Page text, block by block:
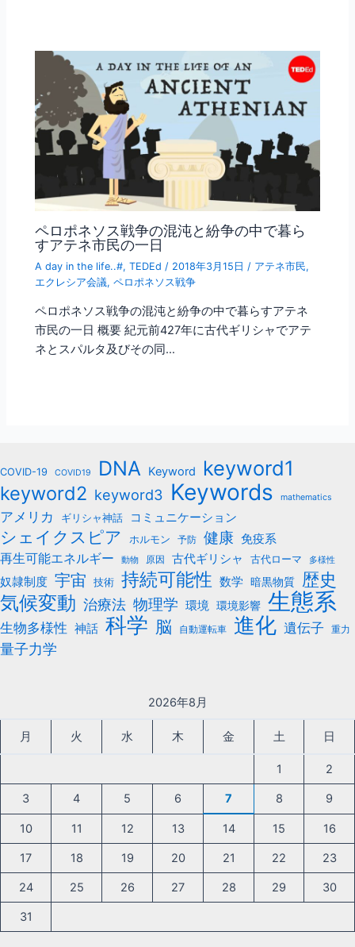
ペロポネソス戦争の混沌と紛争の中で暮ら
すアテネ市民の一日
A day in the life..#,TEDEd / 2018年3月15日 / アテネ市民,
エクレシア会議,ペロポネソス戦争
ペロポネソス戦争の混沌と紛争の中で暮らすアテネ
市民の一日 概要 紀元前427年に古代ギリシャでアテ
ネとスパルタ及びその同…
COVID-19 COVID19 DNA Keyword keyword1
keyword2 keyword3 Keywords mathematics
アメリカ ギリシャ神話 コミュニケーション
シェイクスピア ホルモン 予防 健康 免疫系
再生可能エネルギー
動物 原因 古代ギリシャ 古代ローマ 多様性
奴隷制度 宇宙 技術 持続可能性 数学 暗黒物質 歴史
気候変動 治療法 物理学 環境 環境影響 生態系
生物多様性 神話 科学 脳 自動運転車 進化 遺伝子 重力
量子力学
2026年8月
月 火 水 木 金 土 日
1 2
3 4 5 6 7 8 9
10 11 12 13 14 15 16
17 18 19 20 21 22 23
24 25 26 27 28 29 30
31